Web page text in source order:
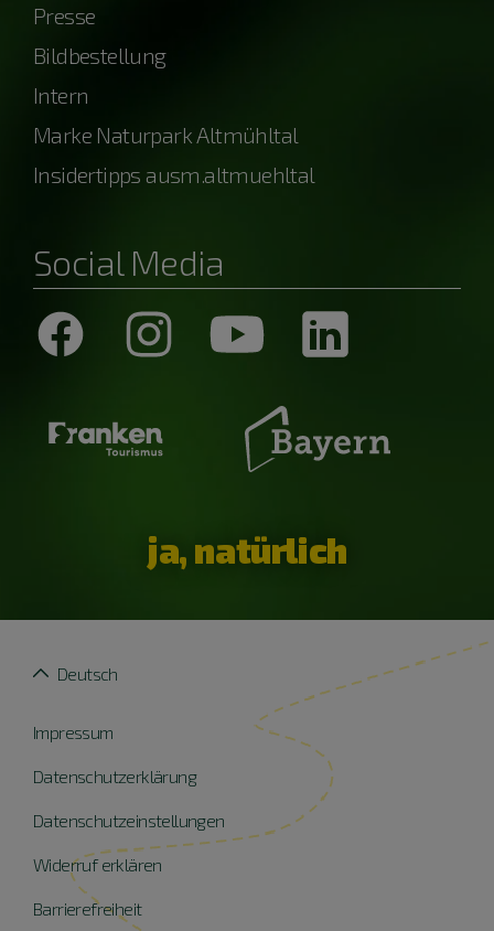
Presse
Bildbestellung
Intern
Marke Naturpark Altmühltal
Insidertipps ausm.altmuehltal
Social Media
ja, natürlich
Impressum
Datenschutzerklärung
Datenschutzeinstellungen
Widerruf erklären
Barrierefreiheit
Deutsch